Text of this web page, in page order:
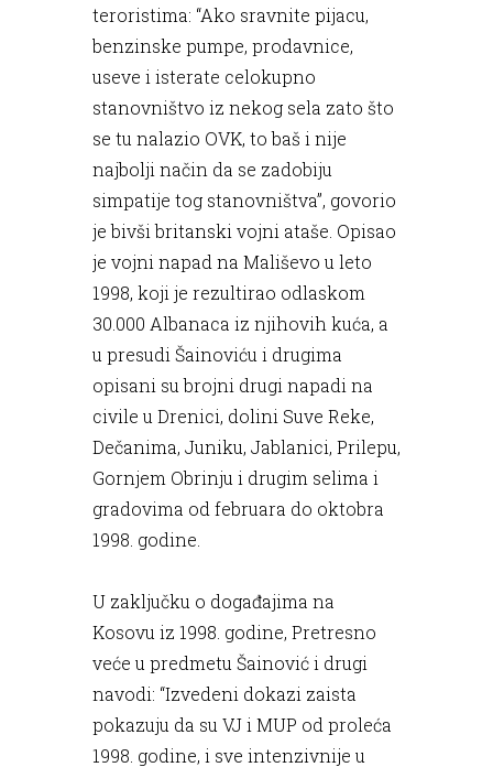
teroristima: “Ako sravnite pijacu,
benzinske pumpe, prodavnice,
useve i isterate celokupno
stanovništvo iz nekog sela zato što
se tu nalazio OVK, to baš i nije
najbolji način da se zadobiju
simpatije tog stanovništva”, govorio
je bivši britanski vojni ataše. Opisao
je vojni napad na Mališevo u leto
1998, koji je rezultirao odlaskom
30.000 Albanaca iz njihovih kuća, a
u presudi Šainoviću i drugima
opisani su brojni drugi napadi na
civile u Drenici, dolini Suve Reke,
Dečanima, Juniku, Jablanici, Prilepu,
Gornjem Obrinju i drugim selima i
gradovima od februara do oktobra
1998. godine.
U zaključku o događajima na
Kosovu iz 1998. godine, Pretresno
veće u predmetu Šainović i drugi
navodi: “Izvedeni dokazi zaista
pokazuju da su VJ i MUP od proleća
1998. godine, i sve intenzivnije u